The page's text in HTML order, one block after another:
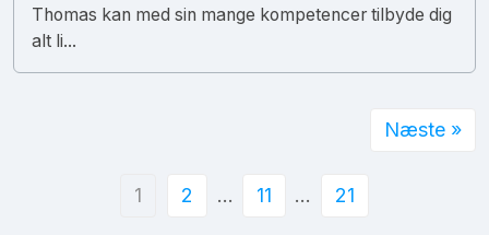
Thomas kan med sin mange kompetencer tilbyde dig
alt li...
1 2 … 11 … 21
Næste »